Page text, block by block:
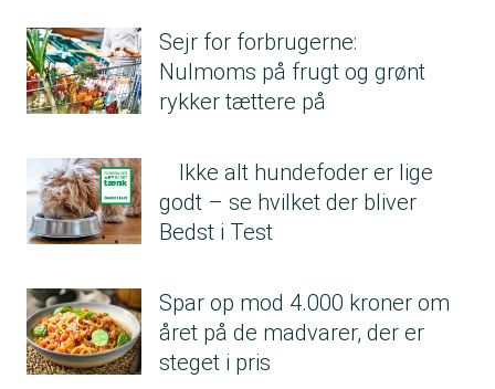
Sejr for forbrugerne:
Nulmoms på frugt og grønt
rykker tættere på
Ikke alt hundefoder er lige
godt – se hvilket der bliver
Bedst i Test
Spar op mod 4.000 kroner om
året på de madvarer, der er
steget i pris